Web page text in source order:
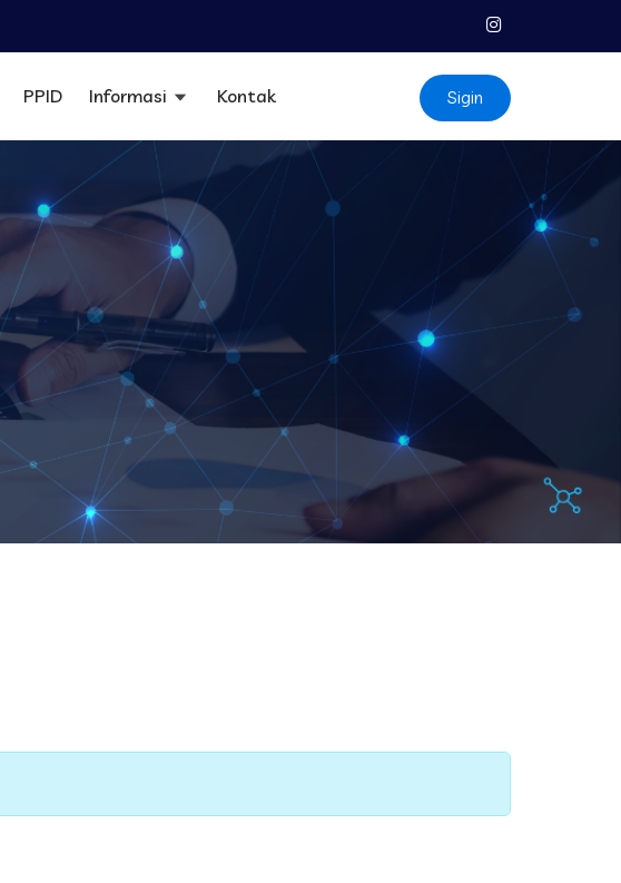
PPID Informasi Kontak Sigin